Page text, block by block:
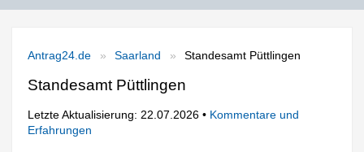
Antrag24.de Saarland Standesamt Püttlingen
Standesamt Püttlingen
Letzte Aktualisierung: 22.07.2026 • Kommentare und
Erfahrungen